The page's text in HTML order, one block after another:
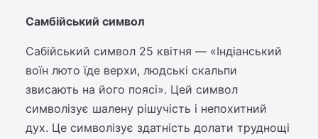
Самбійський символ
Сабійський символ 25 квітня — «Індіанський
воїн люто їде верхи, людські скальпи
звисають на його поясі». Цей символ
символізує шалену рішучість і непохитний
дух. Це символізує здатність долати труднощі